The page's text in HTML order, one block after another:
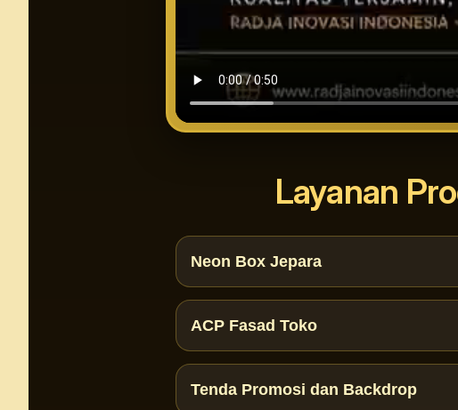
Layanan
Neon Box Jepara
ACP Fasad Toko
Tenda Promosi dan Backdrop